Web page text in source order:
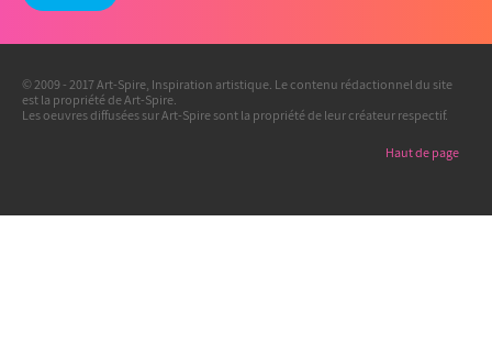
© 2009 - 2017 Art-Spire, Inspiration artistique. Le contenu rédactionnel du site
est la propriété de Art-Spire.
Les oeuvres diffusées sur Art-Spire sont la propriété de leur créateur respectif.
Haut de page